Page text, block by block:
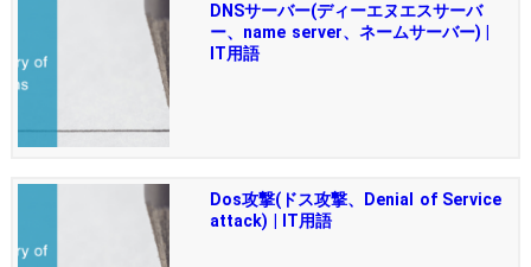
DNSサーバー(ディーエヌエスサーバ
ー、name server、ネームサーバー) |
IT用語
Dos攻撃(ドス攻撃、Denial of Service
attack) | IT用語